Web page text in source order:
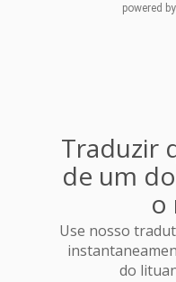
powered by
Traduzir
de um
o
Use nosso
do